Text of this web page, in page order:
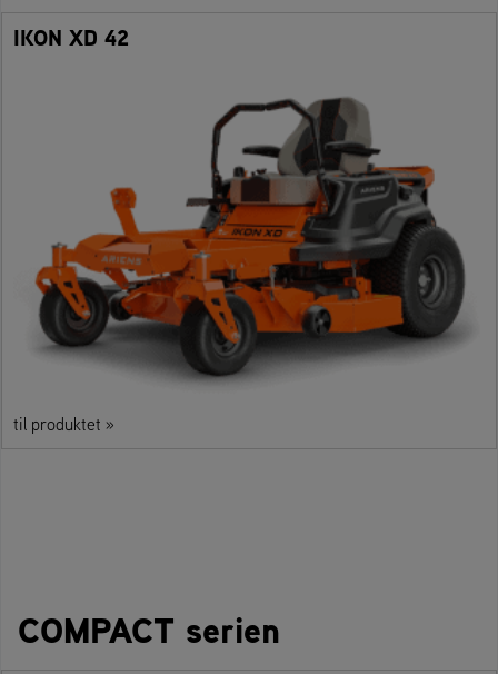
IKON XD 42
til produktet »
COMPACT serien